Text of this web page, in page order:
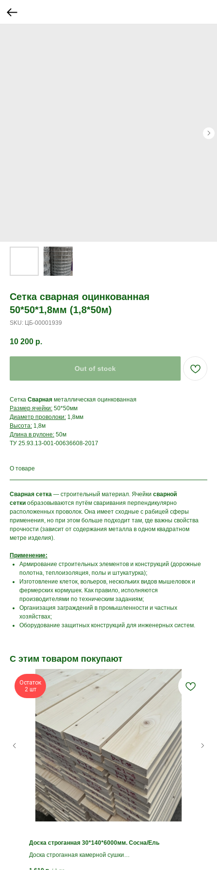
Сетка сварная оцинкованная
50*50*1,8мм (1,8*50м)
SKU: ЦБ-00001939
10 200 р.
Out of stock
Сетка Сварная металлическая оцинкованная
Размер ячейки: 50*50мм
Диаметр проволоки: 1,8мм
Высота: 1,8м
Длина в рулоне: 50м
ТУ 25.93.13-001-00636608-2017
О товаре
Сварная сетка — строительный материал. Ячейки сварной
сетки образовываются путём сваривания перпендикулярно
расположенных проволок. Она имеет сходные с рабицей сферы
применения, но при этом больше подходит там, где важны свойства
прочности (зависит от содержания металла в одном квадратном
метре изделия).
Применение:
Армирование строительных элементов и конструкций (дорожные
полотна, теплоизоляция, полы и штукатурка);
Изготовление клеток, вольеров, нескольких видов мышеловок и
фермерских кормушек. Как правило, исполняются
производителями по техническим заданиям;
Организация заграждений в промышленности и частных
хозяйствах;
Оборудование защитных конструкций для инженерных систем.
С этим товаром покупают
Остаток
2 шт
Доска строганная 30*140*6000мм. Сосна/Ель
Доска строганная камерной сушки